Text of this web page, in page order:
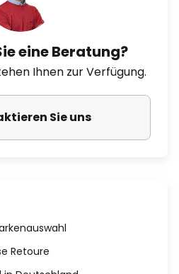
eine Beratung?
Ihnen zur Verfügung.
Sie uns
Retoure